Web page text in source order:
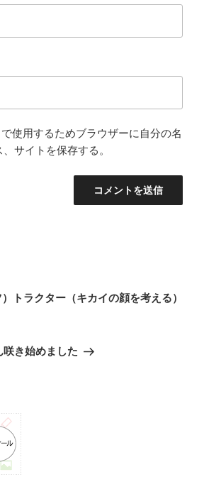
使用するためブラウザーに自分の名
サイトを保存する。
トラクター（キカイの顔を考える）
き始めました